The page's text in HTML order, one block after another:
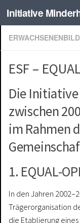
Initiative
ESF –
Die
zwischen
im Rahmen
1. EQUAL-
In den Jahren
Trägerorganisation
die Etablierung